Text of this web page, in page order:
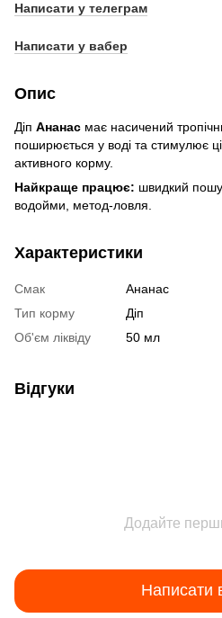
Написати у телеграм
Написати у вабер
Опис
Діп Ананас має насичений
поширюється у воді та стимулює
активного корму.
Найкраще працює: швидкий
водойми, метод-ловля.
Характеристики
Смак
Ананас
Тип корму
Діп
Об'єм ліквіду
50 мл
Відгуки
Додайте
Написати